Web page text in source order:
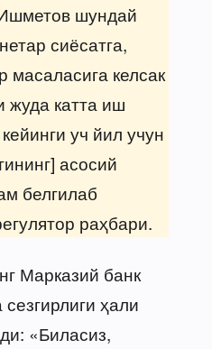
шундай
сиёсатга,
масаласига келсак
катта иш
уч йил учун
асосий
белгилаб
раҳбари.
Марказий банк
ҳали
«Биласиз,